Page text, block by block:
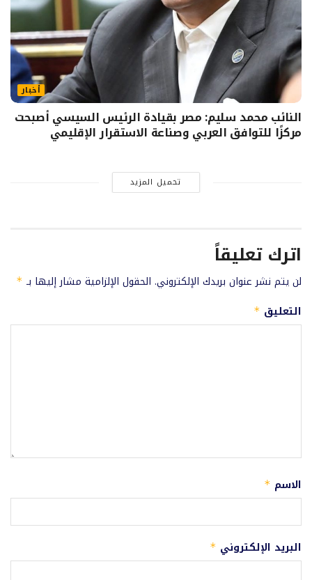
أخبار
النائب محمد سليم: مصر بقيادة الرئيس السيسي أصبحت
مركزًا للتوافق العربي وصناعة الاستقرار الإقليمي
تحميل المزيد
اترك تعليقاً
لن يتم نشر عنوان بريدك الإلكتروني. الحقول الإلزامية مشار إليها بـ *
التعليق *
الاسم *
البريد الإلكتروني *